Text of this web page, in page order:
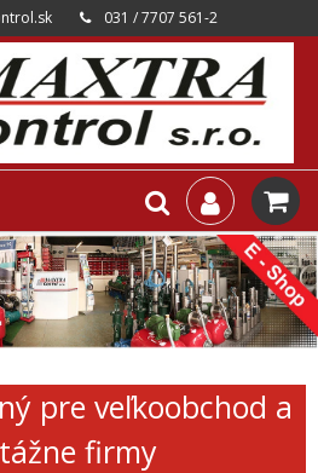
031 / 7707 561-2
pre veľkoobchod a
firmy